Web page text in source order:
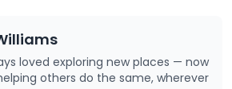
loved exploring new places — now
others do the same, wherever